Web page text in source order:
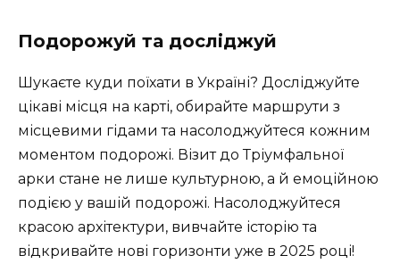
Подорожуй та досліджуй
Шукаєте куди поїхати в Україні? Досліджуйте
цікаві місця на карті, обирайте маршрути з
місцевими гідами та насолоджуйтеся кожним
моментом подорожі. Візит до Тріумфальної
арки стане не лише культурною, а й емоційною
подією у вашій подорожі. Насолоджуйтеся
красою архітектури, вивчайте історію та
відкривайте нові горизонти уже в 2025 році!